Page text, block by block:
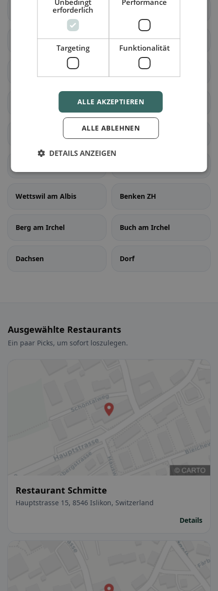
Aeugst am Albis
Bonstetten Hausen am Albis
Kappel am Albis
Maschwanden
Mettmenstetten Obfelden
Wettswil am Albis Benken ZH
Berg am Irchel Buch am Irchel
Dachsen Dorf
Ausgewählte Restaurants
Ein paar Picks, um sofort loszulegen.
Restaurant Schmitte
Hauptstrasse 15, 8546 Islikon, Switzerland
Details
erforderlich
Targeting Funktionalität
ALLE AKZEPTIEREN
ALLE ABLEHNEN
DETAILS ANZEIGEN